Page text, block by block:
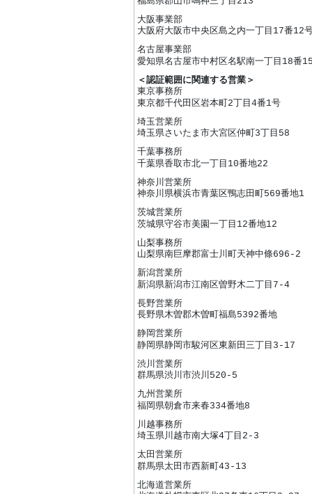
大阪事業部
大阪府大阪市中央区島之内一丁目17番12
名古屋事業部
愛知県名古屋市中村区名駅南一丁目18番
＜認証範囲に関連する営業＞
東京事務所
東京都千代田区岩本町2丁目4番1号
埼玉営業所
埼玉県さいたま市大宮区仲町3丁目58
千葉事務所
千葉県香取市北一丁目10番地22
神奈川営業所
神奈川県横浜市青葉区鴨志田町569番地1
茨城営業所
茨城県守谷市美園一丁目12番地12
山梨事務所
山梨県南巨摩郡富士川町天神中條696-2
新潟営業所
新潟県新潟市江南区曽野木二丁目7-4
長野営業所
長野県木曽郡木曽町福島5392番地
静岡営業所
静岡県静岡市駿河区東新田三丁目3-17
渋川営業所
群馬県渋川市渋川520-5
九州営業所
福岡県朝倉市来春334番地8
川越事務所
埼玉県川越市南大塚4丁目2-3
太田営業所
群馬県太田市西新町43-13
北海道営業所